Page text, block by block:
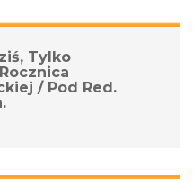
Tylko
/ Pod Red.